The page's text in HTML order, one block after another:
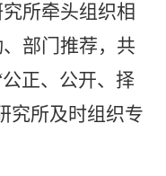
所牵头组织相
部门推荐，共
公正、公开、择
究所及时组织专